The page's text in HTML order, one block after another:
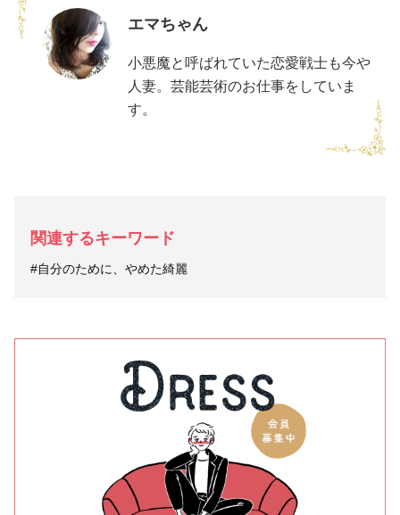
エマちゃん
小悪魔と呼ばれていた恋愛戦士も今や
人妻。芸能芸術のお仕事をしていま
す。
関連するキーワード
#自分のために、やめた綺麗